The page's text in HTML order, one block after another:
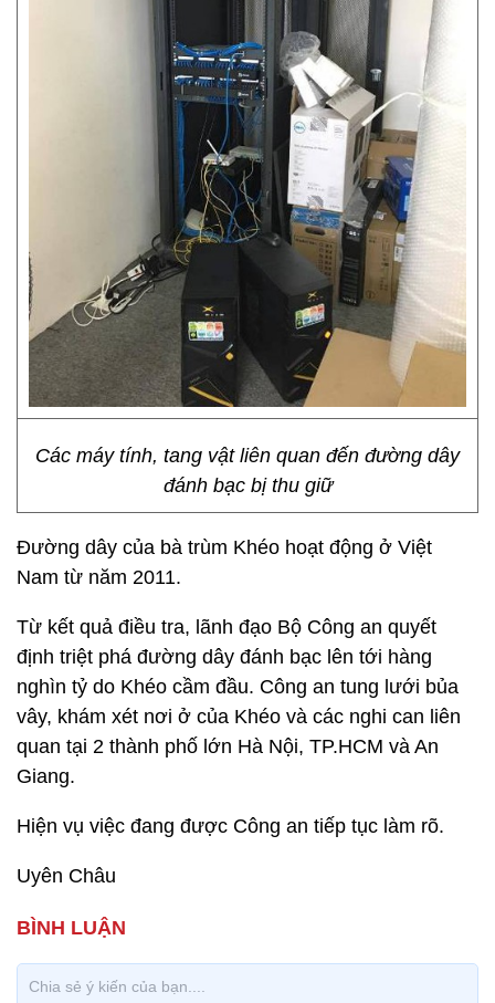
Các máy tính, tang vật liên quan đến đường dây
đánh bạc bị thu giữ
Đường dây của bà trùm Khéo hoạt động ở Việt
Nam từ năm 2011.
Từ kết quả điều tra, lãnh đạo Bộ Công an quyết
định triệt phá đường dây đánh bạc lên tới hàng
nghìn tỷ do Khéo cầm đầu. Công an tung lưới bủa
vây, khám xét nơi ở của Khéo và các nghi can liên
quan tại 2 thành phố lớn Hà Nội, TP.HCM và An
Giang.
Hiện vụ việc đang được Công an tiếp tục làm rõ.
Uyên Châu